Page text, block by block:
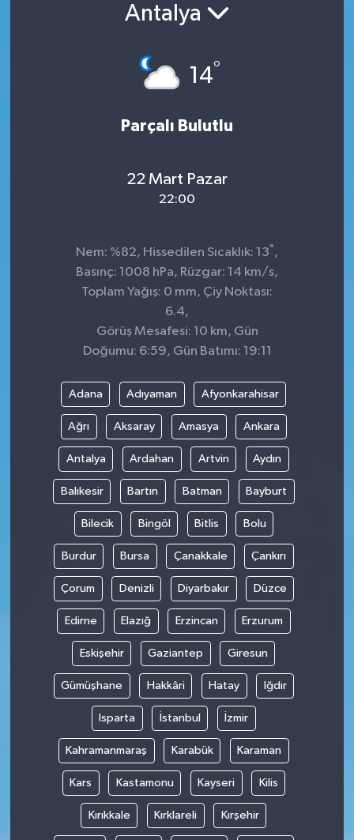
Antalya
14°
Parçalı Bulutlu
22 Mart Pazar
22:00
Nem: %82, Hissedilen Sıcaklık: 13° ,
Basınç: 1008 hPa, Rüzgar: 14 km/s,
Toplam Yağış: 0 mm, Çiy Noktası:
6.4,
Görüş Mesafesi: 10 km, Gün
Doğumu: 6:59, Gün Batımı: 19:11
Adana Adıyaman Afyonkarahisar
Ağrı Aksaray Amasya Ankara
Antalya Ardahan Artvin Aydın
Balıkesir Bartın Batman Bayburt
Bilecik Bingöl Bitlis Bolu
Burdur Bursa Çanakkale Çankırı
Çorum Denizli Diyarbakır Düzce
Edirne Elazığ Erzincan Erzurum
Eskişehir Gaziantep Giresun
Gümüşhane Hakkâri Hatay Iğdır
Isparta İstanbul İzmir
Kahramanmaraş Karabük Karaman
Kars Kastamonu Kayseri Kilis
Kırıkkale Kırklareli Kırşehir